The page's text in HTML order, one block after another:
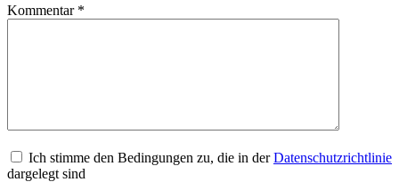
Kommentar *
Ich stimme den Bedingungen zu, die in derDatenschutzrichtlinie
dargelegt sind